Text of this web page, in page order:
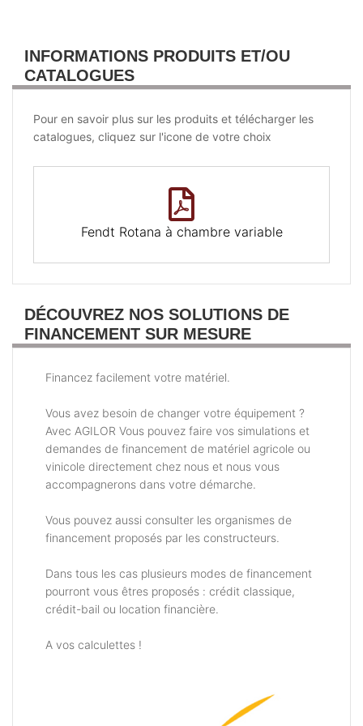
INFORMATIONS PRODUITS ET/OU
CATALOGUES
Pour en savoir plus sur les produits et télécharger les
catalogues, cliquez sur l'icone de votre choix
Fendt Rotana à chambre variable
DÉCOUVREZ NOS SOLUTIONS DE
FINANCEMENT SUR MESURE
Financez facilement votre matériel.
Vous avez besoin de changer votre équipement ?
Avec AGILOR Vous pouvez faire vos simulations et
demandes de financement de matériel agricole ou
vinicole directement chez nous et nous vous
accompagnerons dans votre démarche.
Vous pouvez aussi consulter les organismes de
financement proposés par les constructeurs.
Dans tous les cas plusieurs modes de financement
pourront vous êtres proposés : crédit classique,
crédit-bail ou location financière.
A vos calculettes !